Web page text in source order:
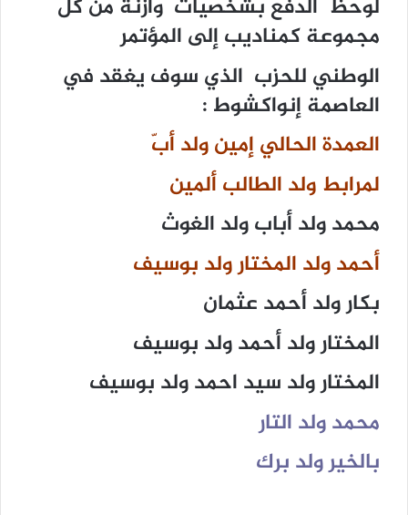
لوحظ الدفع بشخصيات وازنة من كلّ
مجموعة كمناديب إلى المؤتمر
الوطني للحزب الذي سوف يغقد في
العاصمة إنواكشوط :
العمدة الحالي إمين ولد أبّ
لمرابط ولد الطالب ألمين
محمد ولد أباب ولد الغوث
أحمد ولد المختار ولد بوسيف
بكار ولد أحمد عثمان
المختار ولد أحمد ولد بوسيف
المختار ولد سيد احمد ولد بوسيف
محمد ولد التار
بالخير ولد برك